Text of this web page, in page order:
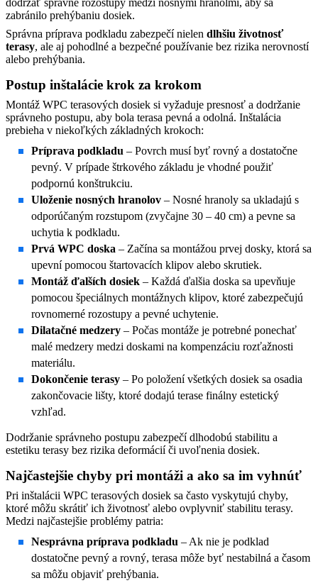
zabránilo prehýbaniu dosiek.
Správna príprava podkladu zabezpečí nielen dlhšiu životnosť
terasy, ale aj pohodlné a bezpečné používanie bez rizika nerovností
alebo prehýbania.
Postup inštalácie krok za krokom
Montáž WPC terasových dosiek si vyžaduje presnosť a dodržanie
správneho postupu, aby bola terasa pevná a odolná. Inštalácia
prebieha v niekoľkých základných krokoch:
Príprava podkladu – Povrch musí byť rovný a dostatočne
pevný. V prípade štrkového základu je vhodné použiť
podpornú konštrukciu.
Uloženie nosných hranolov – Nosné hranoly sa ukladajú s
odporúčaným rozstupom (zvyčajne 30 – 40 cm) a pevne sa
uchytia k podkladu.
Prvá WPC doska – Začína sa montážou prvej dosky, ktorá sa
upevní pomocou štartovacích klipov alebo skrutiek.
Montáž ďalších dosiek – Každá ďalšia doska sa upevňuje
pomocou špeciálnych montážnych klipov, ktoré zabezpečujú
rovnomerné rozostupy a pevné uchytenie.
Dilatačné medzery – Počas montáže je potrebné ponechať
malé medzery medzi doskami na kompenzáciu rozťažnosti
materiálu.
Dokončenie terasy – Po položení všetkých dosiek sa osadia
zakončovacie lišty, ktoré dodajú terase finálny estetický
vzhľad.
Dodržanie správneho postupu zabezpečí dlhodobú stabilitu a
estetiku terasy bez rizika deformácií či uvoľnenia dosiek.
Najčastejšie chyby pri montáži a ako sa im vyhnúť
Pri inštalácii WPC terasových dosiek sa často vyskytujú chyby,
ktoré môžu skrátiť ich životnosť alebo ovplyvniť stabilitu terasy.
Medzi najčastejšie problémy patria:
Nesprávna príprava podkladu – Ak nie je podklad
dostatočne pevný a rovný, terasa môže byť nestabilná a časom
sa môžu objaviť prehýbania.